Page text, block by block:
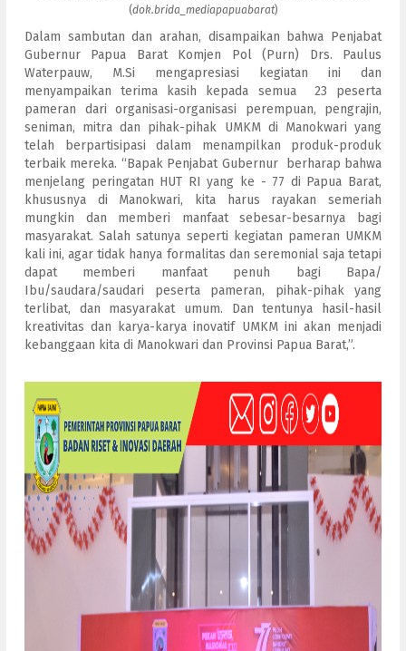
(dok.brida_mediapapuabarat)
Dalam sambutan dan arahan, disampaikan bahwa Penjabat
Gubernur Papua Barat Komjen Pol (Purn) Drs. Paulus
Waterpauw, M.Si mengapresiasi kegiatan ini dan
menyampaikan terima kasih kepada semua 23 peserta
pameran dari organisasi-organisasi perempuan, pengrajin,
seniman, mitra dan pihak-pihak UMKM di Manokwari yang
telah berpartisipasi dalam menampilkan produk-produk
terbaik mereka. “Bapak Penjabat Gubernur berharap bahwa
menjelang peringatan HUT RI yang ke - 77 di Papua Barat,
khususnya di Manokwari, kita harus rayakan semeriah
mungkin dan memberi manfaat sebesar-besarnya bagi
masyarakat. Salah satunya seperti kegiatan pameran UMKM
kali ini, agar tidak hanya formalitas dan seremonial saja tetapi
dapat memberi manfaat penuh bagi Bapa/
Ibu/saudara/saudari peserta pameran, pihak-pihak yang
terlibat, dan masyarakat umum. Dan tentunya hasil-hasil
kreativitas dan karya-karya inovatif UMKM ini akan menjadi
kebanggaan kita di Manokwari dan Provinsi Papua Barat,”.